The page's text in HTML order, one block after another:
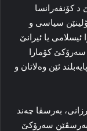
کۆنفه‌رانسا
سیاسی و
ئیسلامی یا ئیرانێ
کۆمارا
ئێن وه‌لاتان و
به‌رسڤا چه‌ند
بەرسڤێن سەرۆکێ